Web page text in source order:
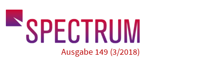
Ausgabe 149 (3/2018)